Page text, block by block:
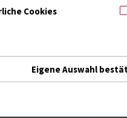
unserer Leistungen zu
auch kritische Hinweise
geben Sie bitte Ihren
steht Ihnen das
kritische Bemerkungen
Cookies
Eigene Auswahl